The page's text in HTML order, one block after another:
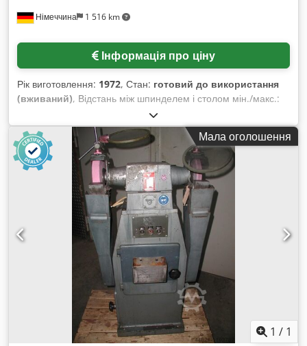
Німеччина 1 516 km
Інформація про ціну
Рік виготовлення: 1972, Стан: готовий до використання
(вживаний), Відстань між шпинделем і столом мін./макс.:
81 мм/481 мм, відстань між центрами шпинделя та
противаги: 195 мм, поворот головки шпинделя: 360°,
діаметр фрезерного шпинделя: 70 мм, регулювання
шпинделя: 100 мм, регулювання шпиндельної бабки: 300
мм, розміри столу X/Y: 480 мм/820 мм, хід по осях X/Y/Z:
500 мм/200 мм/400 мм, макс. довжина заготовки: 400 мм,
оберти шпинделя: 1600 об/хв, подача X/Y: 500 мм/хв,
подача Z: 250 мм/хв, поворот головки шпинделя: +/-30°,
розміри машини X/Y/Z: прибл. 1600 мм/2550 мм/1700 мм,
вага: прибл. 2300 кг. Машину було електрично перевірено
наприкінці 2025 року, виявлено несправність аварійного
вимикача. Документація наявна. Можливий огляд на місці.
Chsdpfx Asx S Rcmopmja
Мала оголошення
1 / 1